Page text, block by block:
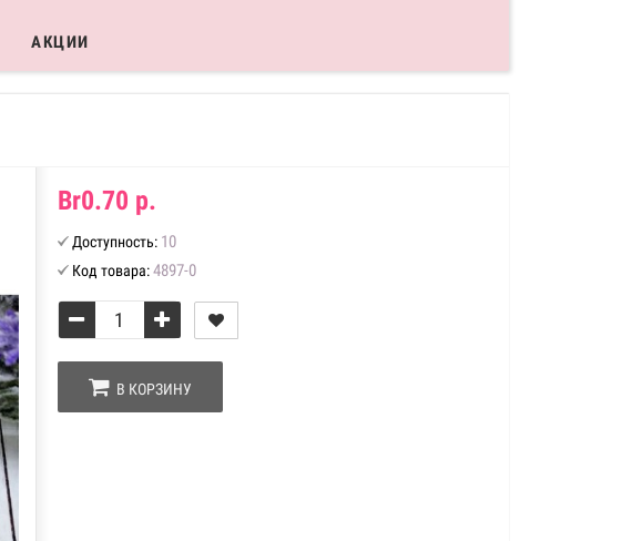
АКЦИИ
Br0.70 р.
Доступность:10
Код товара: 4897-0
В КОРЗИНУ